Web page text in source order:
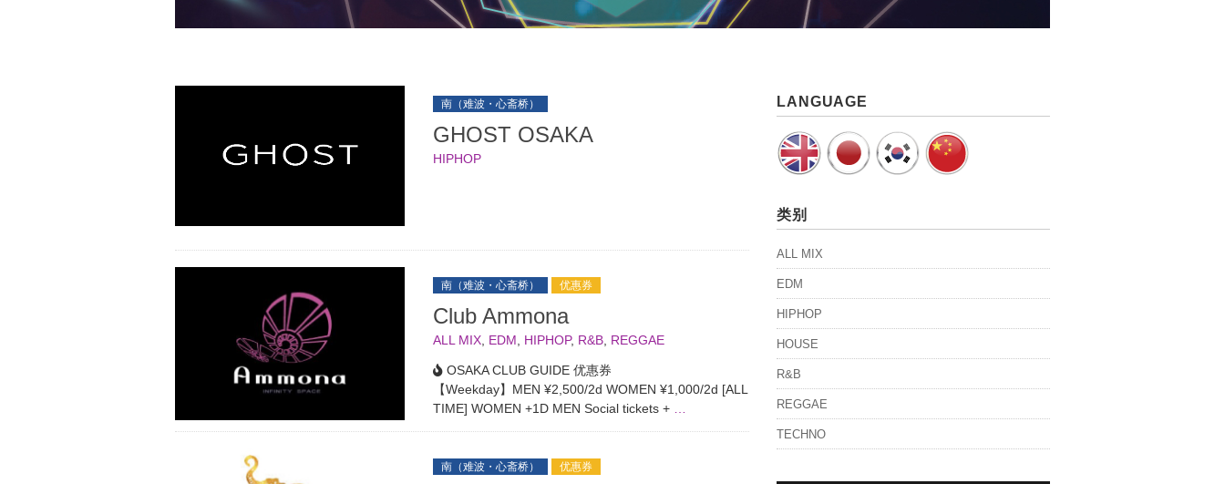
南（难波・心斋桥）
GHOST OSAKA
HIPHOP
南（难波・心斋桥） 优惠券
Club Ammona
ALL MIX EDM HIPHOP, R&B REGGAE
OSAKA CLUB GUIDE 优惠券
【Weekday】MEN ¥2,500/2d WOMEN ¥1,000/2d [ALL
TIME] WOMEN +1D MEN Social tickets +
南（难波・心斋桥） 优惠券
LANGUAGE
类别
ALL MIX
EDM
HIPHOP
HOUSE
R&B
REGGAE
TECHNO